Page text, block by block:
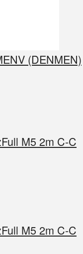
(DENMEN)
M5 2m C-C
M5 2m C-C